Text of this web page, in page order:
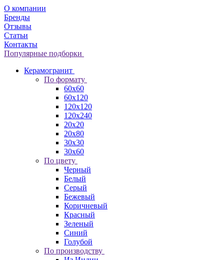
О компании
Бренды
Отзывы
Статьи
Контакты
Популярные подборки
Керамогранит
По формату
60x60
60x120
120x120
120x240
20x20
20x80
30x30
30x60
По цвету
Черный
Белый
Серый
Бежевый
Коричневый
Красный
Зеленый
Синий
Голубой
По производству